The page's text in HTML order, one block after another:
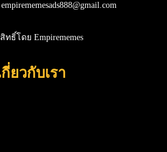
ธิ์โดย Empirememes
กี่ยวกับเรา